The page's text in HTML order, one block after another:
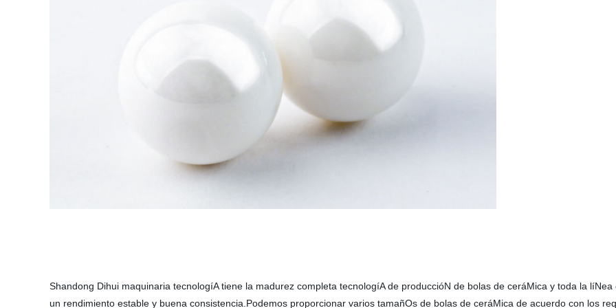
Shandong Dihui maquinaria tecnologíA tiene la madurez completa tecnologíA de produccióN de bolas de ceráMica y toda la
un rendimiento estable y buena consistencia.Podemos proporcionar varios tamañOs de bolas de ceráMica de acuerdo con los